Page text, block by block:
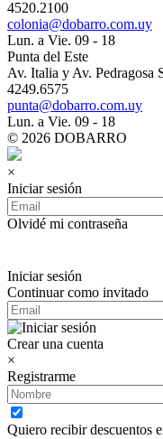
4520.2100
colonia@dobarro.com.uy
Lun. a Vie. 09 - 18
Punta del Este
Av. Italia y Av. Pedragosa
4249.6575
punta@dobarro.com.uy
Lun. a Vie. 09 - 18
© 2026 DOBARRO
×
Iniciar sesión
Olvidé mi contraseña
Iniciar sesión
Continuar como invitado
Crear una cuenta
×
Registrarme
Quiero recibir descuentos